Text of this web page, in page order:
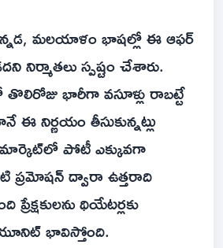
మలయాళం భాషల్లో ఈ ఆఫర్
నిర్మాతలు స్పష్టం చేశారు.
భారీగా వసూళ్లు రాబట్టే
నిర్ణయం తీసుకున్నట్లు
పోటీ ఎక్కువగా
ప్రమోషన్ ద్వారా ఉత్తరాది
ప్రేక్షకులను థియేటర్లకు
భావిస్తోంది.